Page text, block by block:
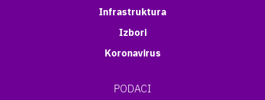
Infrastruktura
Izbori
Koronavirus
PODACI